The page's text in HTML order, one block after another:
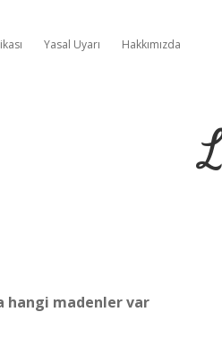
Yasal Uyarı Hakkımızda
hangi madenler var